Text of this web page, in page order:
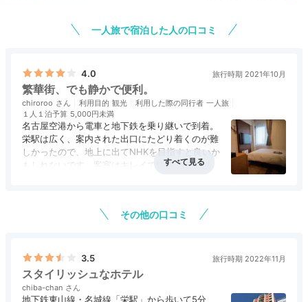
一人旅で宿泊した人の口コミ
4.0 旅行時期 2021年10月
繁華街、でも静かで便利。
chiroroo 利用目的 観光 利用した際の同行者 一人旅
１人１泊予算 5,000円未満
名古屋空港から電車と地下鉄を乗り継いで到着。
栄駅は広く、案内された出口にたどり着くのが難
しかったので、地上に出てNHKを目指すと良いか
もしれないです。客室はキレイで快適です。バス
い？。客室ドアから寒気が入るのではないか、と
に全く問題なく過ごせましたし、良いホテルだっ
た印象です。
その他の口コミ
3.5 旅行時期 2022年11月
スタイリッシュなホテル
chiba-chan
地下鉄東山線・名城線「栄駅」から歩いて5分